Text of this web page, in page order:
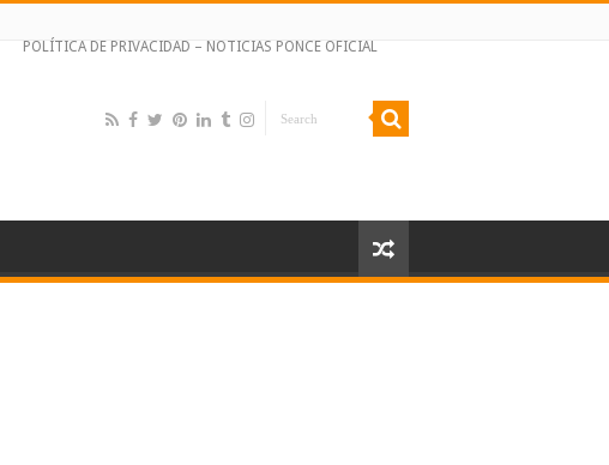
POLÍTICA DE PRIVACIDAD – NOTICIAS PONCE OFICIAL